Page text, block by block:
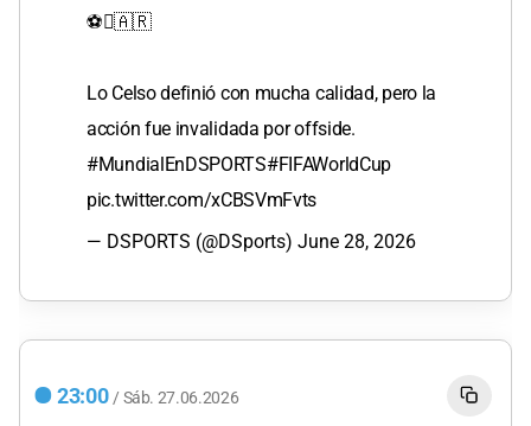
⚽🇦🇷
Lo Celso definió con mucha calidad, pero la
acción fue invalidada por offside.
#MundialEnDSPORTS#FIFAWorldCup
pic.twitter.com/xCBSVmFvts
— DSPORTS (@DSports) June 28, 2026
23:00 / Sáb. 27.06.2026